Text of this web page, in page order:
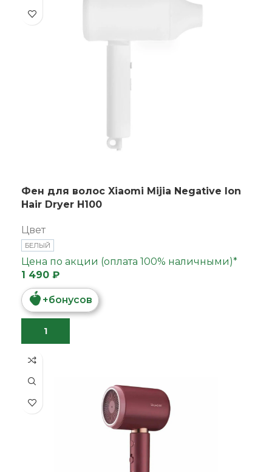
Фен для волос Xiaomi Mijia Negative lon
Hair Dryer H100
Цвет
БЕЛЫЙ
Цена по акции (оплата 100% наличными)*
1 490 ₽
+бонусов